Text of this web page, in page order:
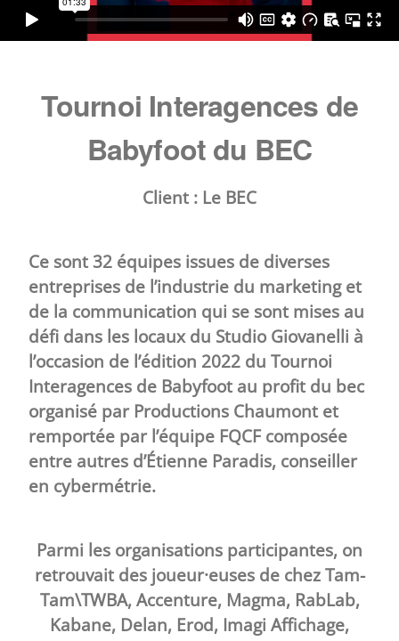
Tournoi Interagences de
Babyfoot du BEC
Client : Le BEC
Ce sont 32 équipes issues de diverses
entreprises de l’industrie du marketing et
de la communication qui se sont mises au
défi dans les locaux du Studio Giovanelli à
l’occasion de l’édition 2022 du Tournoi
Interagences de Babyfoot au profit du bec
organisé par Productions Chaumont et
remportée par l’équipe FQCF composée
entre autres d’Étienne Paradis, conseiller
en cybermétrie.
Parmi les organisations participantes, on
retrouvait des joueur·euses de chez Tam-
Tam\TWBA, Accenture, Magma, RabLab,
Kabane, Delan, Erod, Imagi Affichage,